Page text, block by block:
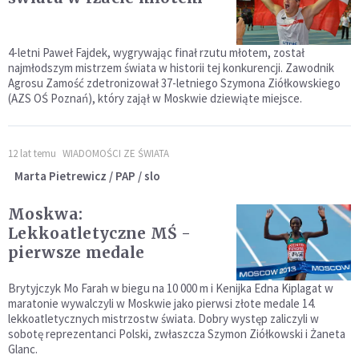
4-letni Paweł Fajdek, wygrywając finał rzutu młotem, został
najmłodszym mistrzem świata w historii tej konkurencji. Zawodnik
Agrosu Zamość zdetronizował 37-letniego Szymona Ziółkowskiego
(AZS OŚ Poznań), który zajął w Moskwie dziewiąte miejsce.
12 lat temu WIADOMOŚCI ZE ŚWIATA
Marta Pietrewicz / PAP / slo
Moskwa:
Lekkoatletyczne MŚ -
pierwsze medale
Brytyjczyk Mo Farah w biegu na 10 000 m i Kenijka Edna Kiplagat w
maratonie wywalczyli w Moskwie jako pierwsi złote medale 14.
lekkoatletycznych mistrzostw świata. Dobry występ zaliczyli w
sobotę reprezentanci Polski, zwłaszcza Szymon Ziółkowski i Żaneta
Glanc.